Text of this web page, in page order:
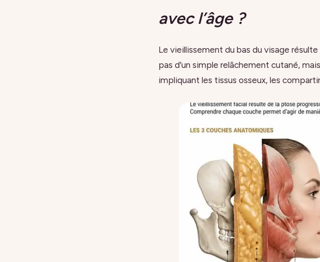
avec l’âge ?
Le vieillissement du bas du visage
pas d’un simple relâchement cutané,
impliquant les tissus osseux, les